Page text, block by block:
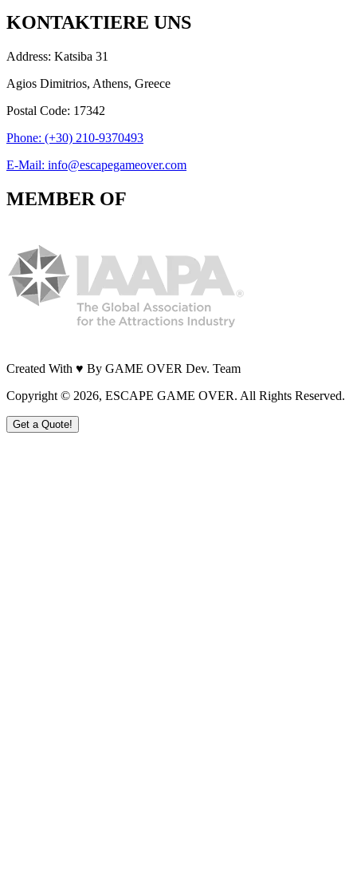
KONTAKTIERE UNS
Address: Katsiba 31
Agios Dimitrios, Athens, Greece
Postal Code: 17342
Phone: (+30) 210-9370493
E-Mail: info@escapegameover.com
MEMBER OF
Created With ♥ By GAME OVER Dev. Team
Copyright © 2026, ESCAPE GAME OVER. All Rights Reserved.
Get a Quote!